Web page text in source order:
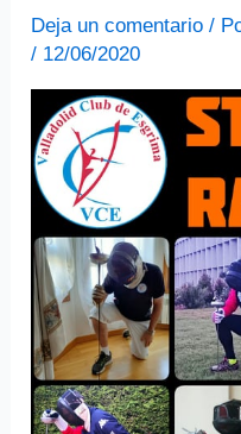
Deja un comentario /
/ 12/06/2020